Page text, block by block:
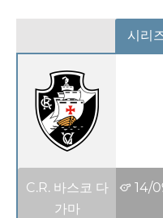
시리
C.R. 바스코 다
가마
14/